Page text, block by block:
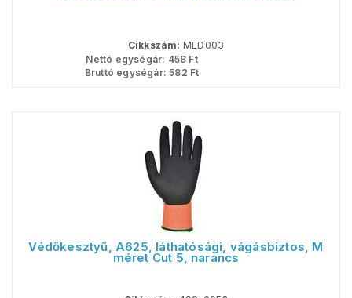
Cikkszám: MED003
Nettó egységár: 458 Ft
Bruttó egységár: 582 Ft
Védőkesztyű, A625, láthatósági, vágásbiztos, M
méret Cut 5, narancs